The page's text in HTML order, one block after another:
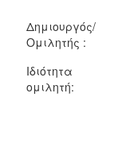
Δημιουργός/
Ομιλητής :
Ιδιότητα
ομιλητή: